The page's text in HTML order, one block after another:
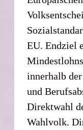
EU. Endziel
innerhalb
und
Direktwahl
Wahlvolk.